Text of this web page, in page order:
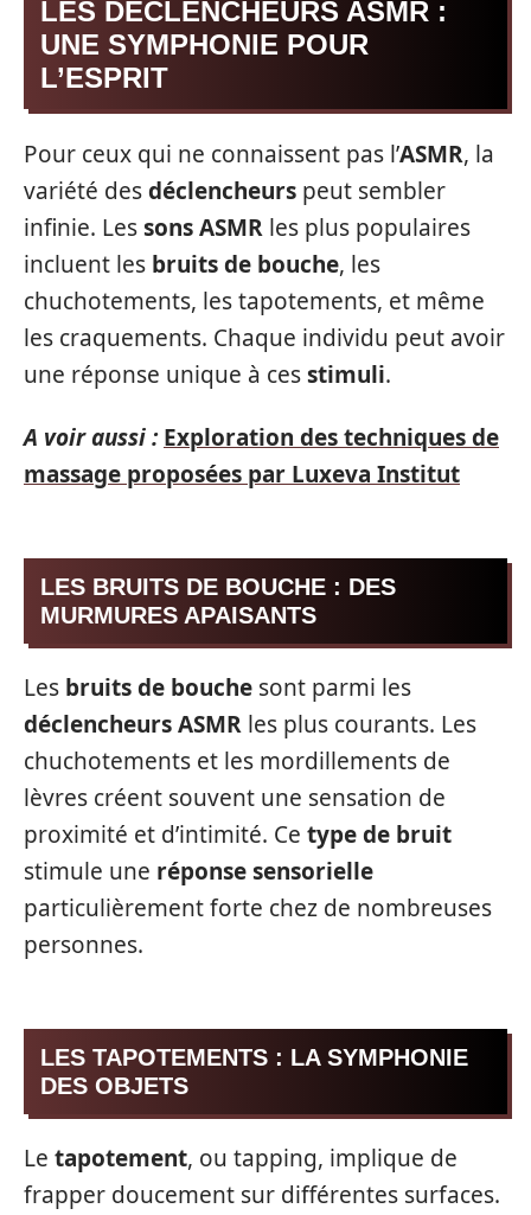
LES DÉCLENCHEURS ASMR :
UNE SYMPHONIE POUR
L’ESPRIT
Pour ceux qui ne connaissent pas l’ASMR, la
variété desdéclencheurs peut sembler
infinie. Lessons ASMR les plus populaires
incluent les bruits de bouche, les
chuchotements, les tapotements, et même
les craquements. Chaque individu peut avoir
une réponse unique à cesstimuli.
A voir aussi : Exploration des techniques de
massage proposées par Luxeva Institut
LES BRUITS DE BOUCHE : DES
MURMURES APAISANTS
Les bruits de bouche sont parmi les
déclencheurs ASMR les plus courants. Les
chuchotements et les mordillements de
lèvres créent souvent une sensation de
proximité et d’intimité. Ce type de bruit
stimule une réponse sensorielle
particulièrement forte chez de nombreuses
personnes.
LES TAPOTEMENTS : LA SYMPHONIE
DES OBJETS
Le tapotement, ou tapping, implique de
frapper doucement sur différentes surfaces.